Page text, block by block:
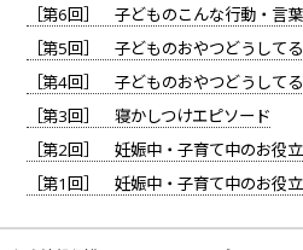
［第6回］ 子どものこんな行動・言
［第5回］ 子どものおやつどうして
［第4回］ 子どものおやつどうして
［第3回］ 寝かしつけエピソード
［第2回］ 妊娠中・子育て中のお役
［第1回］ 妊娠中・子育て中のお役